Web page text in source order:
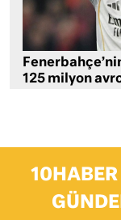
125 milyon
10HABER